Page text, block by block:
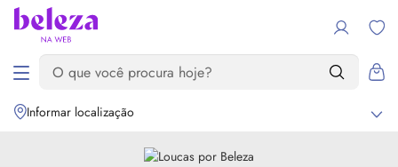
Informar localização